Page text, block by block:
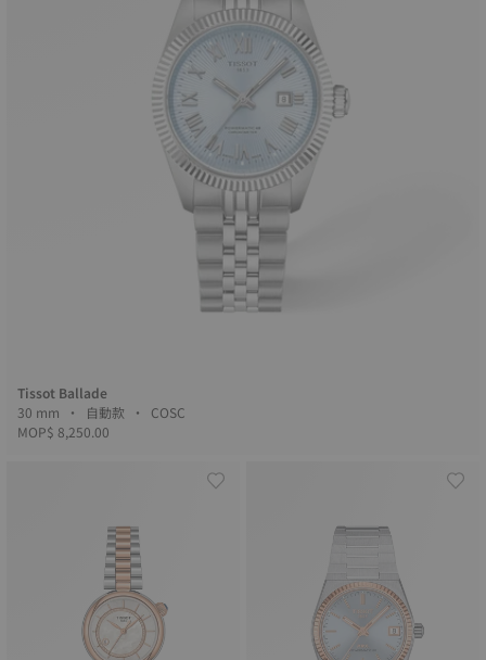
Tissot Ballade
30 mm • 自動款 • COSC
MOP$ 8,250.00